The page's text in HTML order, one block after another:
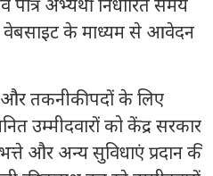
अभ्यर्थी निर्धारित समय
वेबसाइट के माध्यम से आवेदन
और तकनीकी पदों के लिए
उम्मीदवारों को केंद्र सरकार
और अन्य सुविधाएं प्रदान की